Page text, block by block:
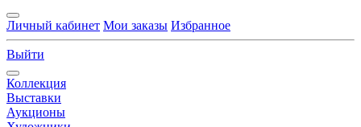
Личный кабинет Мои заказы Избранное
Выйти
Коллекция
Выставки
Аукционы